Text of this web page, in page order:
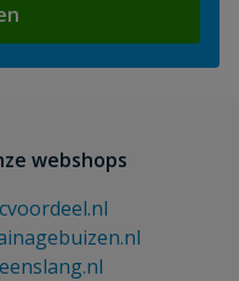
webshops